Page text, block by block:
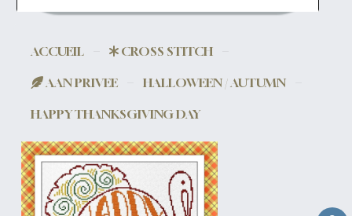
ACCUEIL
CROSS STITCH
AAN PRIVEE
HALLOWEEN / AUTUMN
HAPPY THANKSGIVING DAY